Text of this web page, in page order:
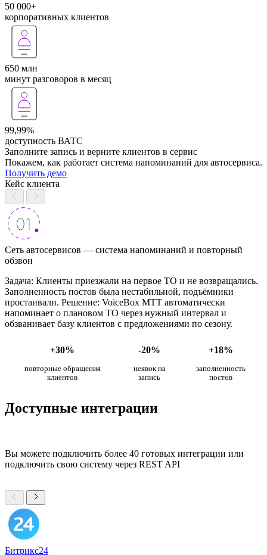
50 000+
корпоративных клиентов
650 млн
минут разговоров в месяц
99,99%
доступность ВАТС
Заполните запись и верните клиентов в сервис
Покажем, как работает система напоминаний для автосервиса.
Получить демо
Кейс клиента
Сеть автосервисов — система напоминаний и повторный
обзвон
Задача: Клиенты приезжали на первое ТО и не возвращались.
Заполненность постов была нестабильной, подъёмники
простаивали. Решение: VoiceBox МТТ автоматически
напоминает о плановом ТО через нужный интервал и
обзванивает базу клиентов с предложениями по сезону.
+30% -20% +18%
повторные обращения
клиентов
неявок на
запись
заполненность
постов
Доступные интеграции
Вы можете подключить более 40 готовых интеграции или
подключить свою систему через REST API
Битрикс24